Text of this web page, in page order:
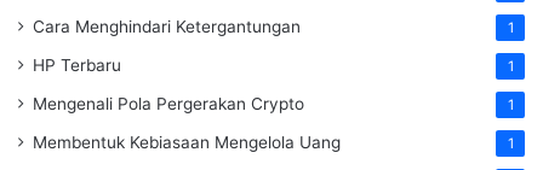
Cara Menghindari Ketergantungan 1
HP Terbaru 1
Mengenali Pola Pergerakan Crypto 1
Membentuk Kebiasaan Mengelola Uang 1